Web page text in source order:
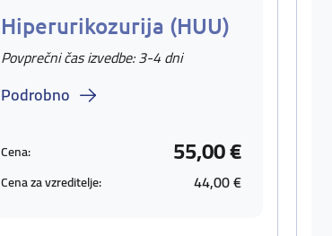
Hiperurikozurija (HUU)
Povprečni čas izvedbe: 3-4 dni
Podrobno
Cena: 55,00 €
Cena za vzreditelje: 44,00 €